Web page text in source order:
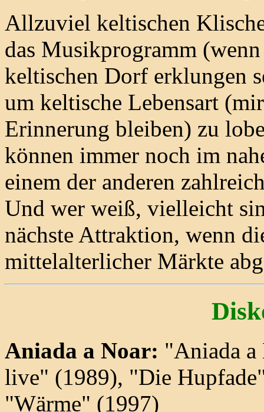
Allzuviel keltischen
das Musikprogramm
keltischen Dorf erklungen
um keltische Lebensart
Erinnerung bleiben) zu
können immer noch im
einem der anderen
Und wer weiß, vielleicht
nächste Attraktion, wenn
mittelalterlicher Märkte
Aniada a Noar: "Aniada
live" (1989), "Die
"Wärme" (1997)